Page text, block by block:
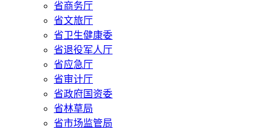
省商务厅
省文旅厅
省卫生健康委
省退役军人厅
省应急厅
省审计厅
省政府国资委
省林草局
省市场监管局